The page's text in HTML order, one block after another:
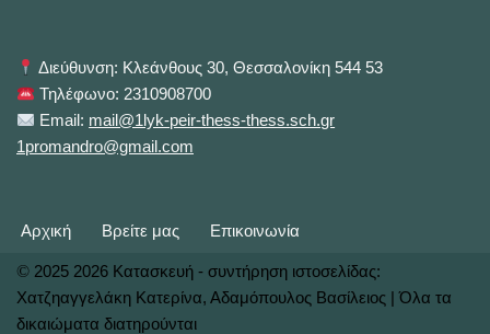
Διεύθυνση: Κλεάνθους 30, Θεσσαλονίκη 544 53
Τηλέφωνο: 2310908700
Email: mail@1lyk-peir-thess-thess.sch.gr
1promandro@gmail.com
Αρχική Βρείτε μας Επικοινωνία
© 2025 2026 Κατασκευή - συντήρηση ιστοσελίδας:
Χατζηαγγελάκη Κατερίνα, Αδαμόπουλος Βασίλειος | Όλα τα
δικαιώματα διατηρούνται